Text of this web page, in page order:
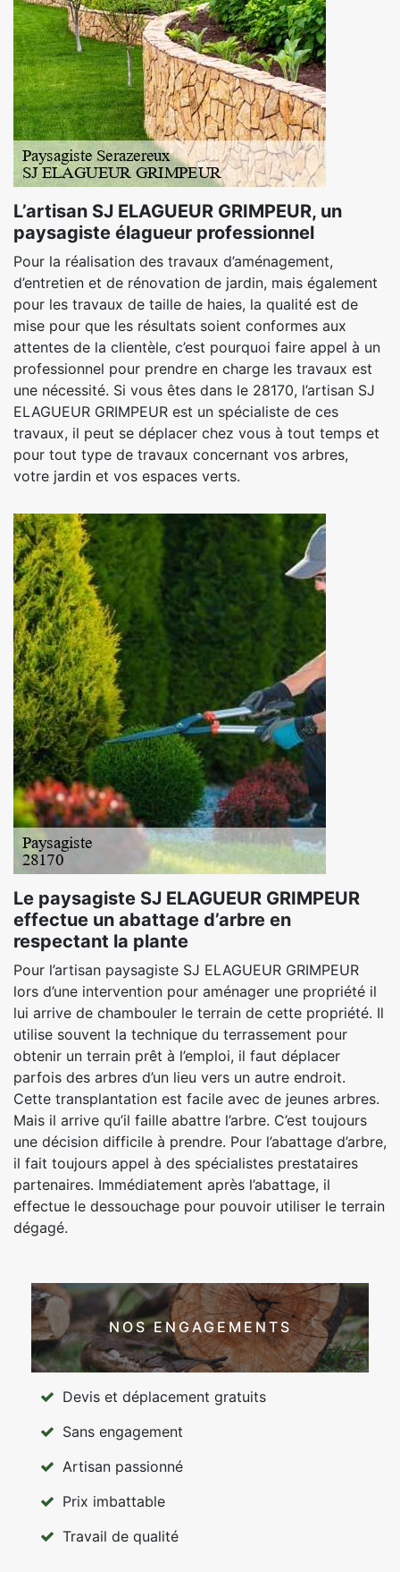
L’artisan SJ ELAGUEUR GRIMPEUR, un
paysagiste élagueur professionnel
Pour la réalisation des travaux d’aménagement,
d’entretien et de rénovation de jardin, mais également
pour les travaux de taille de haies, la qualité est de
mise pour que les résultats soient conformes aux
attentes de la clientèle, c’est pourquoi faire appel à un
professionnel pour prendre en charge les travaux est
une nécessité. Si vous êtes dans le 28170, l’artisan SJ
ELAGUEUR GRIMPEUR est un spécialiste de ces
travaux, il peut se déplacer chez vous à tout temps et
pour tout type de travaux concernant vos arbres,
votre jardin et vos espaces verts.
Le paysagiste SJ ELAGUEUR GRIMPEUR
effectue un abattage d’arbre en
respectant la plante
Pour l’artisan paysagiste SJ ELAGUEUR GRIMPEUR
lors d’une intervention pour aménager une propriété il
lui arrive de chambouler le terrain de cette propriété. Il
utilise souvent la technique du terrassement pour
obtenir un terrain prêt à l’emploi, il faut déplacer
parfois des arbres d’un lieu vers un autre endroit.
Cette transplantation est facile avec de jeunes arbres.
Mais il arrive qu’il faille abattre l’arbre. C’est toujours
une décision difficile à prendre. Pour l’abattage d’arbre,
il fait toujours appel à des spécialistes prestataires
partenaires. Immédiatement après l’abattage, il
effectue le dessouchage pour pouvoir utiliser le terrain
dégagé.
NOS ENGAGEMENTS
Devis et déplacement gratuits
Sans engagement
Artisan passionné
Prix imbattable
Travail de qualité